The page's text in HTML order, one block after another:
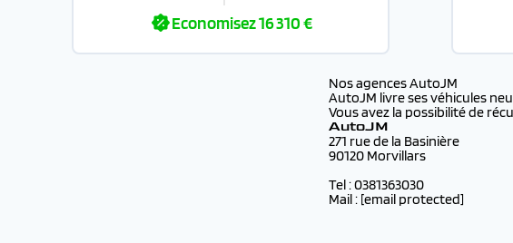
Economisez16 310 €
Nos agences AutoJM
AutoJM livre ses véhicules
Vous avez la possibilité de
AutoJM
271 rue de la Basinière
90120 Morvillars
Tel : 0381363030
Mail : [email protected]